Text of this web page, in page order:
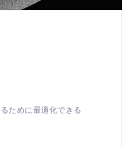
ために最適化できる